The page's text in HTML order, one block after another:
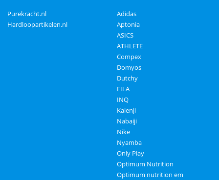
Purekracht.nl
Hardloopartikelen.nl
Adidas
Aptonia
ASICS
ATHLETE
Compex
Domyos
Dutchy
FILA
INQ
Kalenji
Nabaiji
Nike
Nyamba
Only Play
Optimum Nutrition
Optimum nutrition em